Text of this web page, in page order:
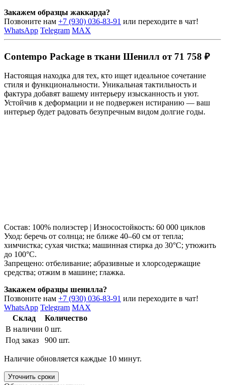
Закажем образцы жаккарда?
Позвоните нам +7 (930) 036-83-91 или переходите в чат!
WhatsApp Telegram MAX
Contempo Package в ткани Шенилл от 71 758 ₽
Настоящая находка для тех, кто ищет идеальное сочетание
стиля и функциональности. Уникальная тактильность и
фактура добавят вашему интерьеру изысканность и уют.
Устойчив к деформации и не подвержен истиранию — ваш
интерьер будет радовать безупречным видом долгие годы.
Состав: 100% полиэстер | Износостойкость: 60 000 циклов
Уход: беречь от солнца; не ближе 40–60 см от тепла;
химчистка; сухая чистка; машинная стирка до 30°C; утюжить
до 100°C.
Запрещено: отбеливание; абразивные и хлорсодержащие
средства; отжим в машине; глажка.
Закажем образцы шенилла?
Позвоните нам +7 (930) 036-83-91 или переходите в чат!
WhatsApp Telegram MAX
Склад
Количество
В наличии 0 шт.
Под заказ
900 шт.
Наличие обновляется каждые 10 минут.
Уточнить сроки